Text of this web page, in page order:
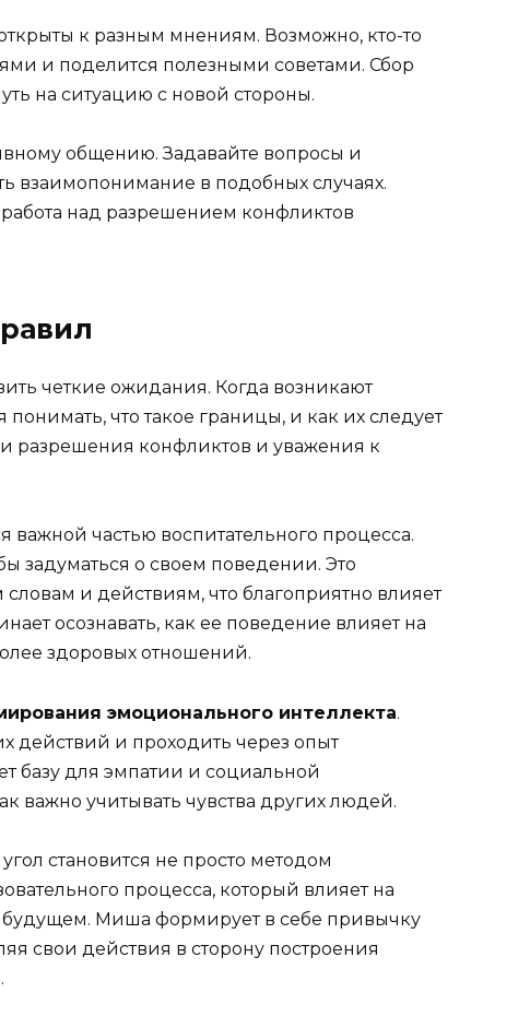
к разным мнениям. Возможно, кто-то
и поделится полезными советами. Сбор
на ситуацию с новой стороны.
общению. Задавайте вопросы и
взаимопонимание в подобных случаях.
над разрешением конфликтов
четкие ожидания. Когда возникают
что такое границы, и как их следует
разрешения конфликтов и уважения к
важной частью воспитательного процесса.
задуматься о своем поведении. Это
и действиям, что благоприятно влияет
осознавать, как ее поведение влияет на
здоровых отношений.
эмоционального интеллекта.
действий и проходить через опыт
базу для эмпатии и социальной
важно учитывать чувства других людей.
становится не просто методом
процесса, который влияет на
будущем. Миша формирует в себе привычку
свои действия в сторону построения